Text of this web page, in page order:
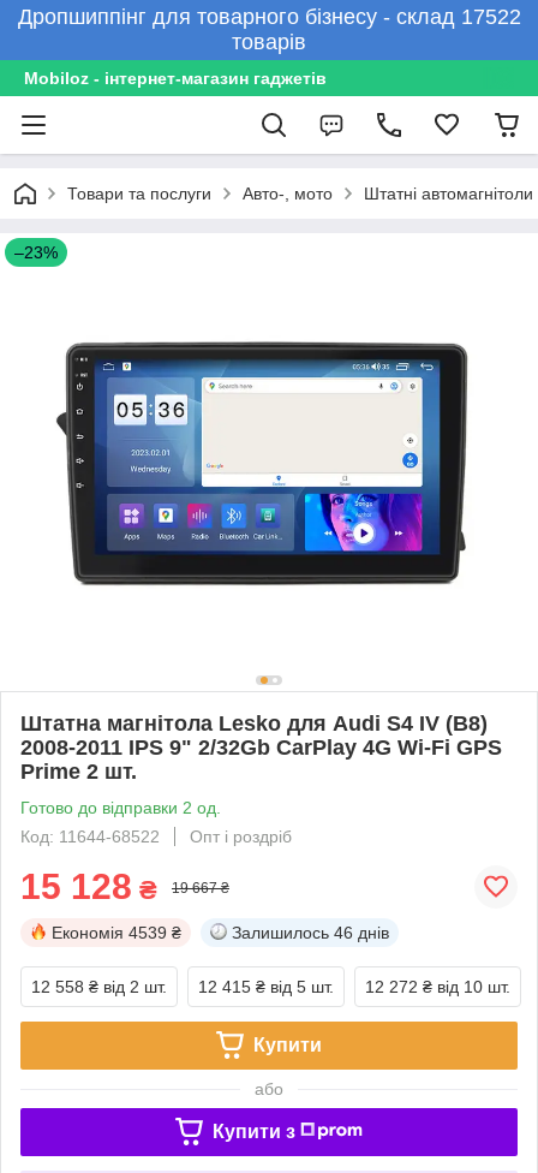
Дропшиппінг для товарного бізнесу - склад 17522
товарів
Mobiloz - інтернет-магазин гаджетів
Товари та послуги Авто-, мото Штатні автомагнітоли
–23%
Штатна магнітола Lesko для Audi S4 IV (B8)
2008-2011 IPS 9" 2/32Gb CarPlay 4G Wi-Fi GPS
Prime 2 шт.
Готово до відправки 2 од.
Код: 11644-68522
Опт і роздріб
15 128 ₴ 19 667 ₴
Економія 4539 ₴ Залишилось 46 днів
12 558 ₴ від 2 шт. 12 415 ₴ від 5 шт. 12 272 ₴ від 10 шт.
Купити
або
Купити з